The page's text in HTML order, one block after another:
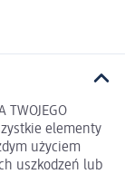
TWOJEGO
elementy
użyciem
uszkodzeń lub